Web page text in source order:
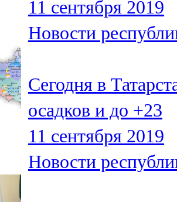
Минзәлә
107,3 FM
100,0 FM
Нурлат
104,7 FM
Олы Әтнә
11 сентября 2019
Новости
Сегодня в
осадков и до +23
11 сентября 2019
Новости